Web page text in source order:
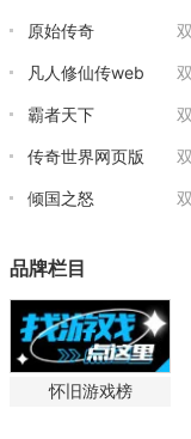
原始传奇
凡人修仙传web
霸者天下
传奇世界网页版
倾国之怒
品牌栏目
怀旧游戏榜